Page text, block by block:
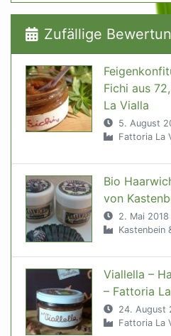
Zufällige
Fichi aus
La Vialla
5. August
Fattoria La
Bio
von
2. Mai 2018
Kastenbein
Viallella –
– Fattoria
24. August
Fattoria La